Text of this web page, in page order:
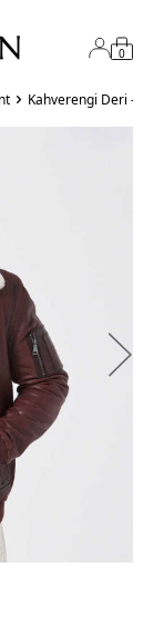
0
Kahverengi Deri -